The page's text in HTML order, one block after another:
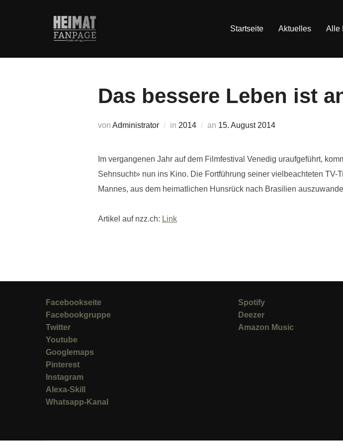
Startseite
Aktuelles Alle
Das bessere Leben ist
von Administrator in 2014 an Veröffentlicht
15. August 2014
Im vergangenen Jahr auf dem Filmfestival Venedig uraufgeführt,
Sehnsucht» nun ins Kino. Die Fortführung seiner vielbeachteten TV-
Mannes, aus dem heimatlichen Hunsrück nach Brasilien
Artikel auf nzz.ch: Link
Facebookseite
Facebookgruppe
Twitter
Youtube
Googlemaps
Pinterest
Instagram
Alexa-Skill
Whatsapp-Kanal
Spotify
Deezer
Amazon Music